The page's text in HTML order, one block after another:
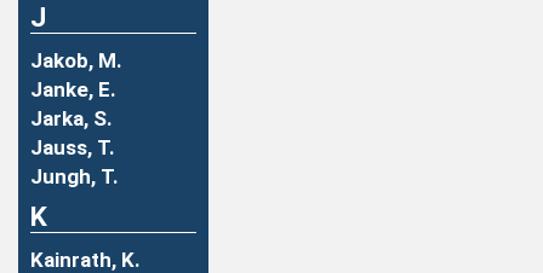
J
Jakob, M.
Janke, E.
Jarka, S.
Jauss, T.
Jungh, T.
K
Kainrath, K.